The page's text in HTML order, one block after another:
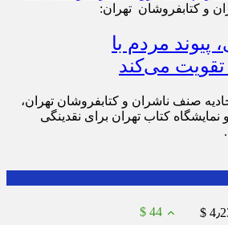
و کتابفروشان تهران:
مردم با
تقویت می‌کند
صنف ناشران و کتابفروشان تهران،
کتاب تهران برای نقدینگی
$ 44